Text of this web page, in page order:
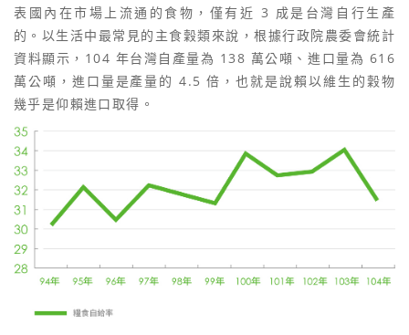
表國內在市場上流通的食物，僅有近 3 成是台灣自行生產
的。以生活中最常見的主食穀類來說，根據行政院農委會統計
資料顯示，104 年台灣自產量為 138 萬公噸、進口量為 616
萬公噸，進口量是產量的 4.5 倍，也就是說賴以維生的穀物
幾乎是仰賴進口取得。